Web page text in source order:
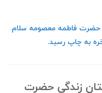
حضرت فاطمه معصومه سلام
به چاپ رسید.
زندگی حضرت